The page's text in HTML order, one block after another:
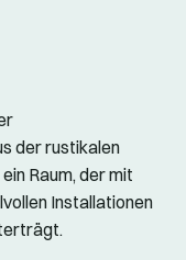
der rustikalen
ein Raum, der mit
Installationen